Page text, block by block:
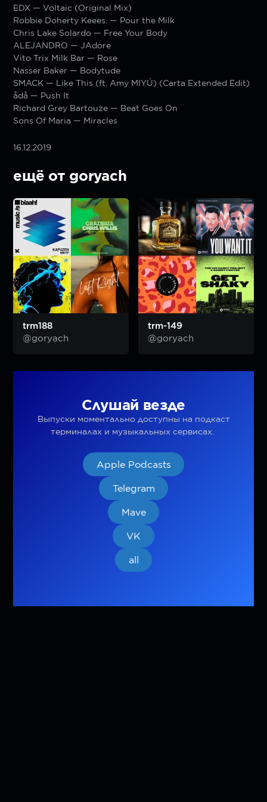
EDX — Voltaic (Original Mix)
Robbie Doherty Keees. — Pour the Milk
Chris Lake Solardo — Free Your Body
ALEJANDRO — JAdore
Vito Trix Milk Bar — Rose
Nasser Baker — Bodytude
SMACK — Like This (ft. Amy MIYÚ) (Carta Extended Edit)
ådå — Push It
Richard Grey Bartouze — Beat Goes On
Sons Of Maria — Miracles
16.12.2019
ещё от goryach
trm188
@goryach
trm-149
@goryach
Слушай везде
Выпуски моментально доступны на подкаст
терминалах и музыкальных сервисах.
Apple Podcasts
Telegram
Mave
VK
all